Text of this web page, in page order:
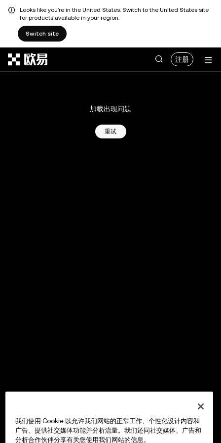
Looks like you're in the United States. Switch to the United States site
for products available in your region.
Switch site
注册
加载出现问题
重试
我们使用 Cookie 以允许我们网站的正常工作、个性化设计内容和
广告、提供社交媒体功能并分析流量。我们还同社交媒体、广告和
分析合作伙伴分享有关您使用我们网站的信息。